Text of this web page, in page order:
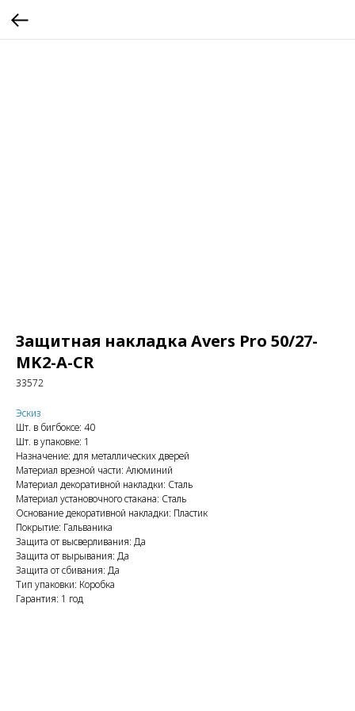
Защитная накладка Avers Pro 50/27-
MK2-A-CR
33572
Эскиз
Шт. в бигбоксе: 40
Шт. в упаковке: 1
Назначение: для металлических дверей
Материал врезной части: Алюминий
Материал декоративной накладки: Сталь
Материал установочного стакана: Сталь
Основание декоративной накладки: Пластик
Покрытие: Гальваника
Защита от высверливания: Да
Защита от вырывания: Да
Защита от сбивания: Да
Тип упаковки: Коробка
Гарантия: 1 год